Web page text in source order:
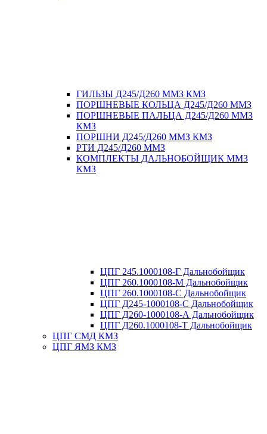
ГИЛЬЗЫ Д245/Д260 ММЗ КМЗ
ПОРШНЕВЫЕ КОЛЬЦА Д245/Д260 ММЗ
ПОРШНЕВЫЕ ПАЛЬЦА Д245/Д260 ММЗ
КМЗ
ПОРШНИ Д245/Д260 ММЗ КМЗ
РТИ Д245/Д260 ММЗ
КОМПЛЕКТЫ ДАЛЬНОБОЙЩИК ММЗ
КМЗ
ЦПГ 245.1000108-Г Дальнобойщик
ЦПГ 260.1000108-М Дальнобойщик
ЦПГ 260.1000108-С Дальнобойщик
ЦПГ Д245-1000108-С Дальнобойщик
ЦПГ Д260-1000108-А Дальнобойщик
ЦПГ Д260.1000108-Т Дальнобойщик
ЦПГ СМД КМЗ
ЦПГ ЯМЗ КМЗ